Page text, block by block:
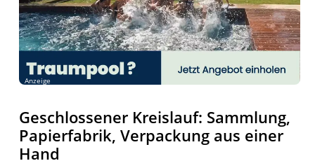
Anzeige
Geschlossener Kreislauf: Sammlung,
Papierfabrik, Verpackung aus einer
Hand